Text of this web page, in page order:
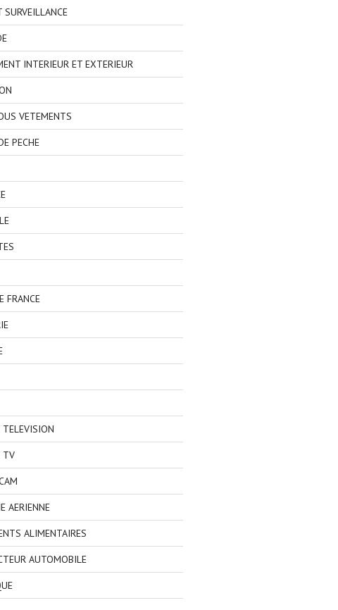
SURVEILLANCE
INTERIEUR ET EXTERIEUR
VETEMENTS
PECHE
FRANCE
TELEVISION
TV
AERIENNE
ALIMENTAIRES
AUTOMOBILE